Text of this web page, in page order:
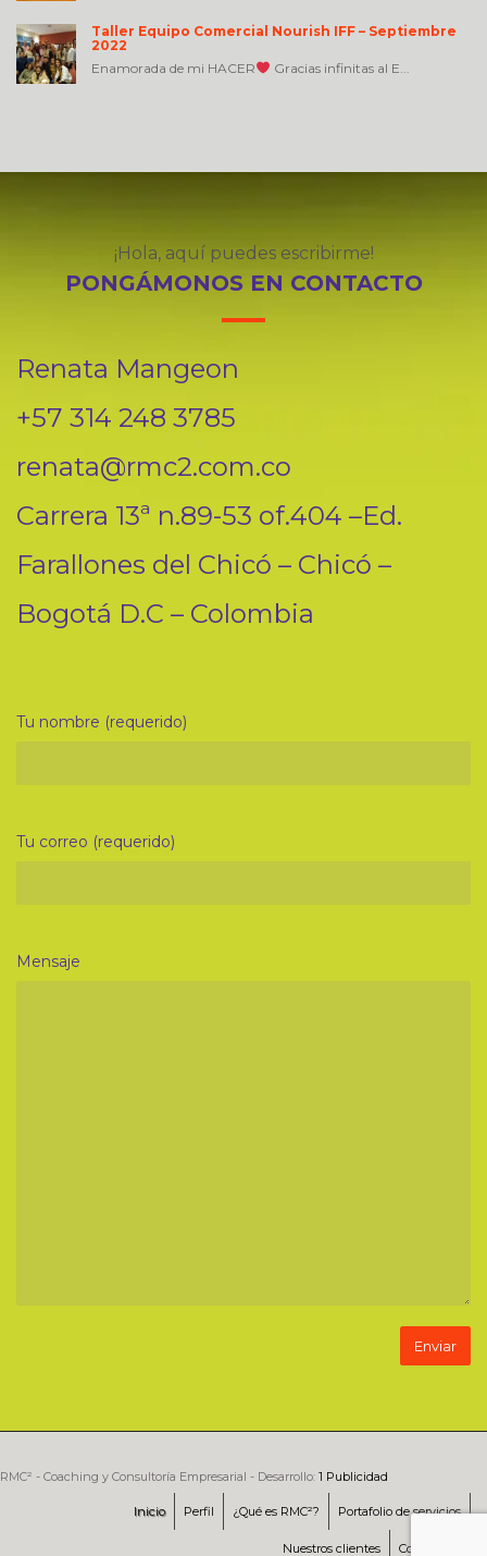
Taller Equipo Comercial Nourish IFF – Septiembre
2022
Enamorada de mi HACER
Gracias infinitas al E...
¡Hola, aquí puedes escribirme!
PONGÁMONOS EN CONTACTO
Renata Mangeon
+57 314 248 3785
renata@rmc2.com.co
Carrera 13ª n.89-53 of.404 –Ed.
Farallones del Chicó – Chicó –
Bogotá D.C – Colombia
Tu nombre (requerido)
Tu correo (requerido)
Mensaje
RMC² - Coaching y Consultoría Empresarial - Desarrollo: 1 Publicidad
Inicio Perfil ¿Qué es RMC²? Portafolio de servicios
Nuestros clientes Contáctenos